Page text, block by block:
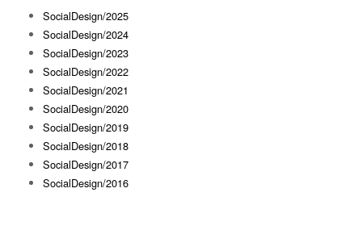
SocialDesign/2025
SocialDesign/2024
SocialDesign/2023
SocialDesign/2022
SocialDesign/2021
SocialDesign/2020
SocialDesign/2019
SocialDesign/2018
SocialDesign/2017
SocialDesign/2016